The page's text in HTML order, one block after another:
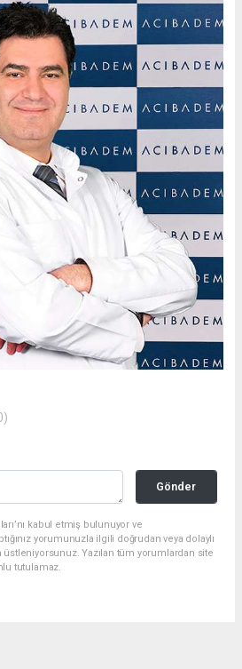
Gönder
kabul etmiş bulunuyor ve
yorumunuzla ilgili doğrudan veya dolaylı
üstleniyorsunuz. Yazılan tüm yorumlardan site
tutulamaz.